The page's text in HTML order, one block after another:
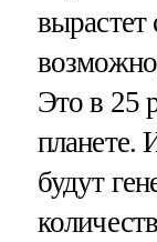
Это в 25
планете.
будут